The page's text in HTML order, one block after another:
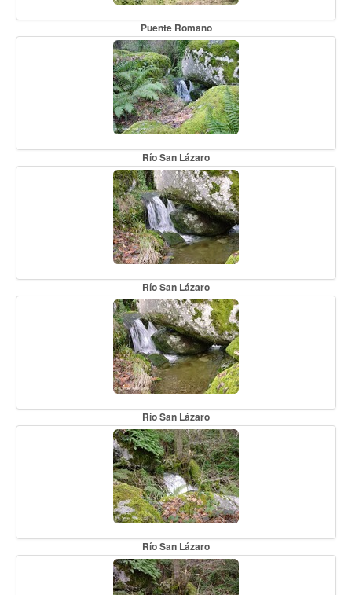
Puente Romano
Río San Lázaro
Río San Lázaro
Río San Lázaro
Río San Lázaro